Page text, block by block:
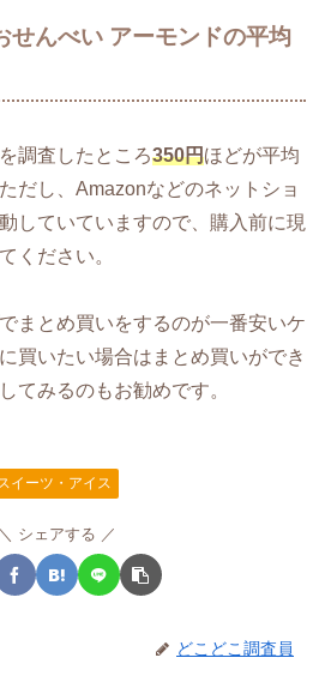
せんべい アーモンドの平均
調査したところ350円ほどが平均
だし、Amazonなどのネットショ
していていますので、購入前に現
ください。
まとめ買いをするのが一番安いケ
買いたい場合はまとめ買いができ
てみるのもお勧めです。
イーツ・アイス
シェアする
どこどこ調査員